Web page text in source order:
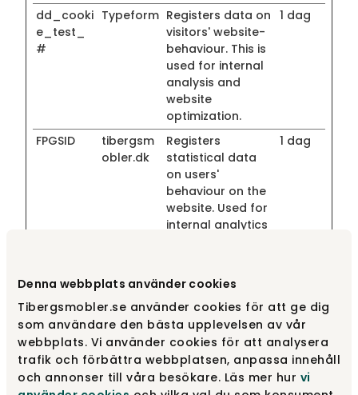
Denna webbplats använder cookies
Tibergsmobler.se använder cookies för att ge dig
som användare den bästa upplevelsen av vår
webbplats. Vi använder cookies för att analysera
trafik och förbättra webbplatsen, anpassa innehåll
och annonser till våra besökare. Läs mer hur vi
dd_cooki
e_test_
#
Typeform Registers data on
visitors' website-
behaviour. This is
used for internal
analysis and
website
optimization.
1 dag
FPGSID
tibergsm
obler.dk
Registers
statistical data
on users'
behaviour on the
website. Used for
internal analytics
1 dag
FPID
tibergsm
Registers
statistical data
on users'
behaviour on the
website. Used for
internal analytics
by the website
dagar